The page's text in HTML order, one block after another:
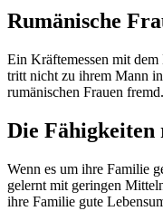
Rumänische
Ein Kräftemessen mit
tritt nicht zu ihrem Mann
rumänischen Frauen
Die Fähigkeiten
Wenn es um ihre Familie
gelernt mit geringen
ihre Familie gute